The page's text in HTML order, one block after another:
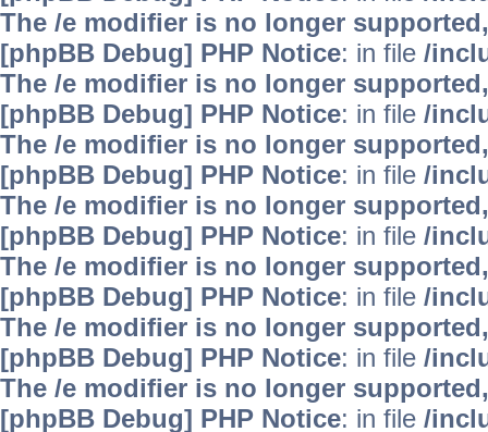
The /e modifier is no longer
[phpBB Debug] PHP Notice: in file /
The /e modifier is no longer
[phpBB Debug] PHP Notice: in file /
The /e modifier is no longer
[phpBB Debug] PHP Notice: in file /
The /e modifier is no longer
[phpBB Debug] PHP Notice: in file /
The /e modifier is no longer
[phpBB Debug] PHP Notice: in file /
The /e modifier is no longer
[phpBB Debug] PHP Notice: in file /
The /e modifier is no longer
[phpBB Debug] PHP Notice: in file /